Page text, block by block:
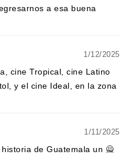
a esa buena
1/12/2025
cine Tropical, cine Latino
y el cine Ideal, en la zona
1/11/2025
de Guatemala un 🙅